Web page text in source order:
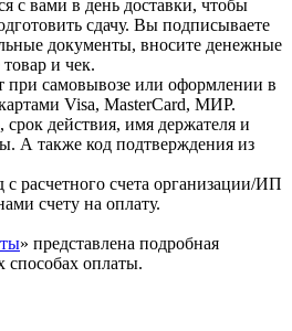
с вами в день доставки, чтобы
сдачу. Вы подписываете
документы, вносите денежные
товар и чек.
при самовывозе или оформлении в
Visa, MasterCard, МИР.
действия, имя держателя и
А также код подтверждения из
с расчетного счета организации/ИП
счету на оплату.
» представлена подробная
оплаты.